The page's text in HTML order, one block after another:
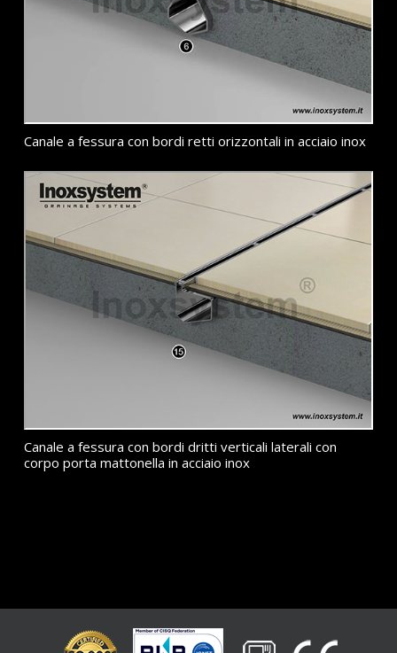
Canale a fessura con bordi retti orizzontali in acciaio inox
Canale a fessura con bordi dritti verticali laterali con
corpo porta mattonella in acciaio inox